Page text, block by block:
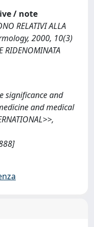
/ note
RELATIVI ALLA
2000, 10(3)
RIDENOMINATA
significance and
and medical